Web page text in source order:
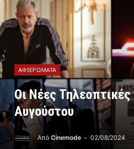
ΑΦΙΕΡΏΜΑΤΑ
Οι Νέες Τηλεοπτικές
Αυγούστου
Από Cinemode 02/08/2024